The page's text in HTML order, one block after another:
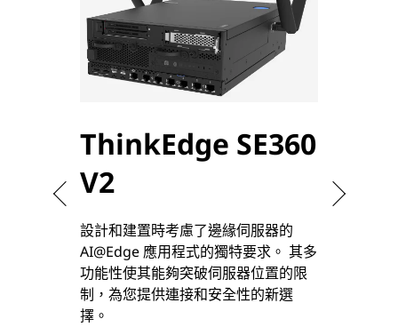
ThinkEdge SE360
V2
設計和建置時考慮了邊緣伺服器的
AI@Edge 應用程式的獨特要求。 其多
功能性使其能夠突破伺服器位置的限
制，為您提供連接和安全性的新選
擇。
V2